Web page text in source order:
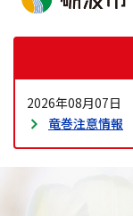
2026年08月07日
竜巻注意情報